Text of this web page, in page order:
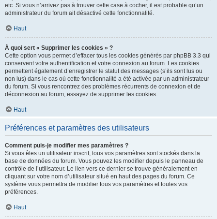
etc. Si vous n’arrivez pas à trouver cette case à cocher, il est probable qu’un
administrateur du forum ait désactivé cette fonctionnalité.
Haut
À quoi sert « Supprimer les cookies » ?
Cette option vous permet d’effacer tous les cookies générés par phpBB 3.3 qui
conservent votre authentification et votre connexion au forum. Les cookies
permettent également d’enregistrer le statut des messages (s’ils sont lus ou
non lus) dans le cas où cette fonctionnalité a été activée par un administrateur
du forum. Si vous rencontrez des problèmes récurrents de connexion et de
déconnexion au forum, essayez de supprimer les cookies.
Haut
Préférences et paramètres des utilisateurs
Comment puis-je modifier mes paramètres ?
Si vous êtes un utilisateur inscrit, tous vos paramètres sont stockés dans la
base de données du forum. Vous pouvez les modifier depuis le panneau de
contrôle de l’utilisateur. Le lien vers ce dernier se trouve généralement en
cliquant sur votre nom d’utilisateur situé en haut des pages du forum. Ce
système vous permettra de modifier tous vos paramètres et toutes vos
préférences.
Haut